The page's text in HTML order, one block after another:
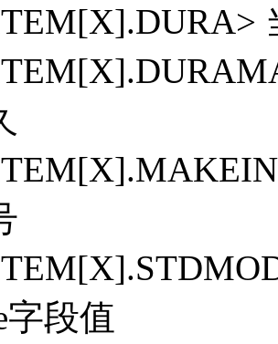
字段值